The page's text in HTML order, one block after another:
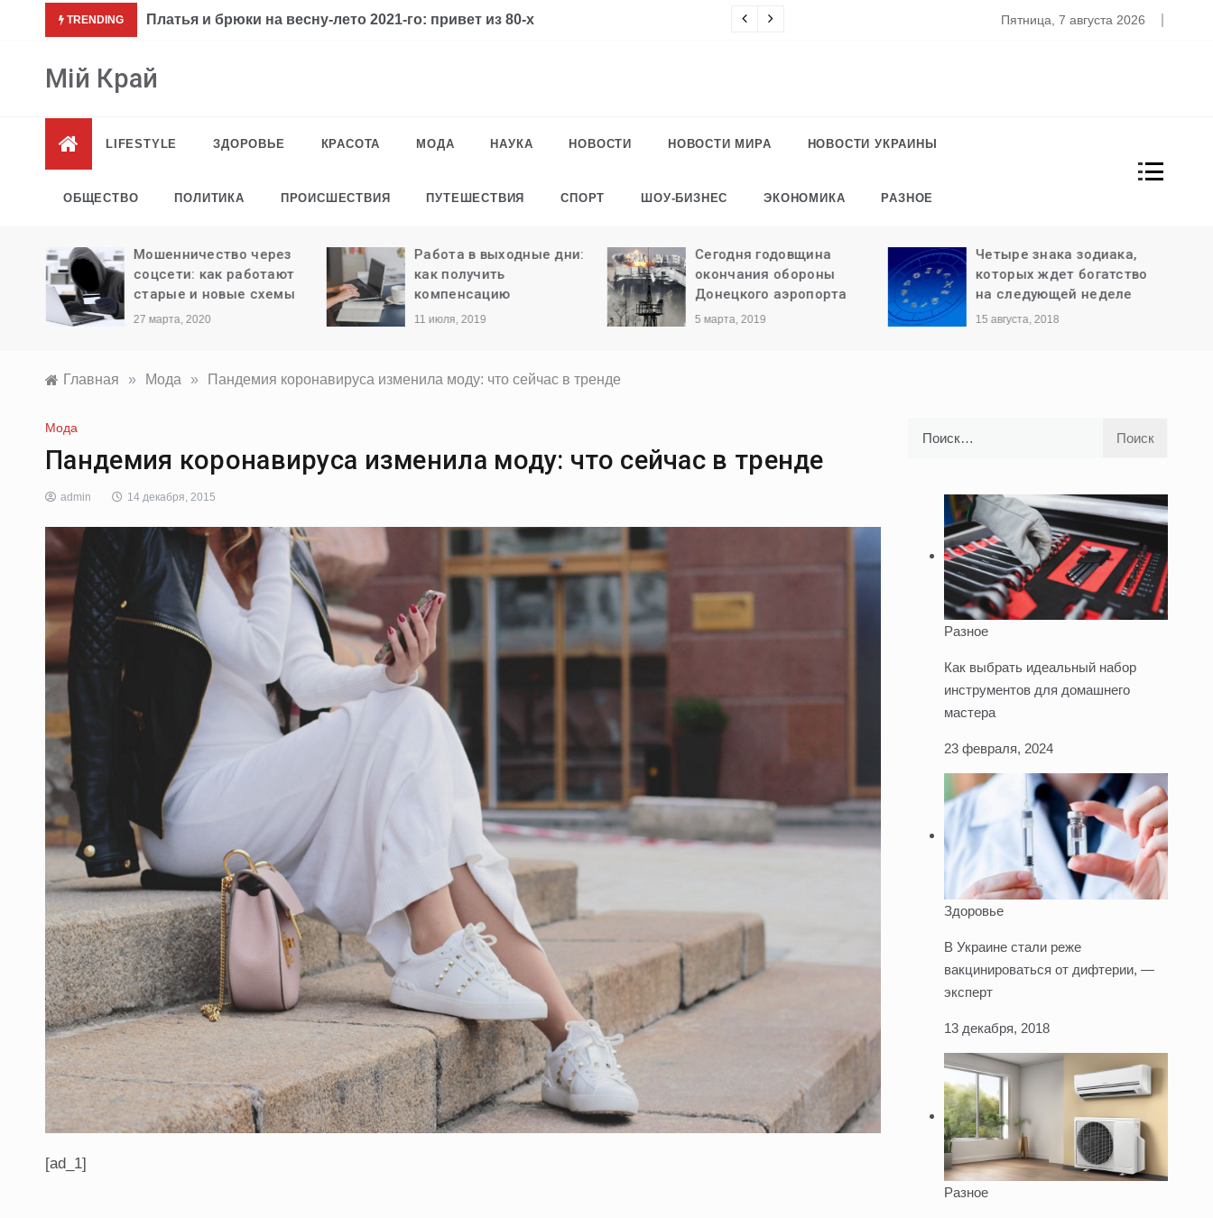
TRENDING Платья и брюки на весну-лето 2021-го: привет из 80-х Что известно о новом штамме коронавируса «Омикрон»
Пятница, 7 августа 2026
Мій Край
LIFESTYLE ЗДОРОВЬЕ КРАСОТА МОДА НАУКА НОВОСТИ НОВОСТИ МИРА НОВОСТИ УКРАИНЫ
ОБЩЕСТВО ПОЛИТИКА ПРОИСШЕСТВИЯ ПУТЕШЕСТВИЯ СПОРТ ШОУ-БИЗНЕС ЭКОНОМИКА РАЗНОЕ
Мошенничество через
соцсети: как работают
старые и новые схемы
27 марта, 2020
Работа в выходные дни:
как получить
компенсацию
11 июля, 2019
Сегодня годовщина
окончания обороны
Донецкого аэропорта
5 марта, 2019
Четыре знака зодиака,
которых ждет богатство
на следующей неделе
15 августа, 2018
Главная » Мода » Пандемия коронавируса изменила моду: что сейчас в тренде
Мода
Пандемия коронавируса изменила моду: что сейчас в тренде
admin 14 декабря, 2015
[ad_1]
Разное
Как выбрать идеальный набор
инструментов для домашнего
мастера
23 февраля, 2024
Здоровье
В Украине стали реже
вакцинироваться от дифтерии, —
эксперт
13 декабря, 2018
Разное